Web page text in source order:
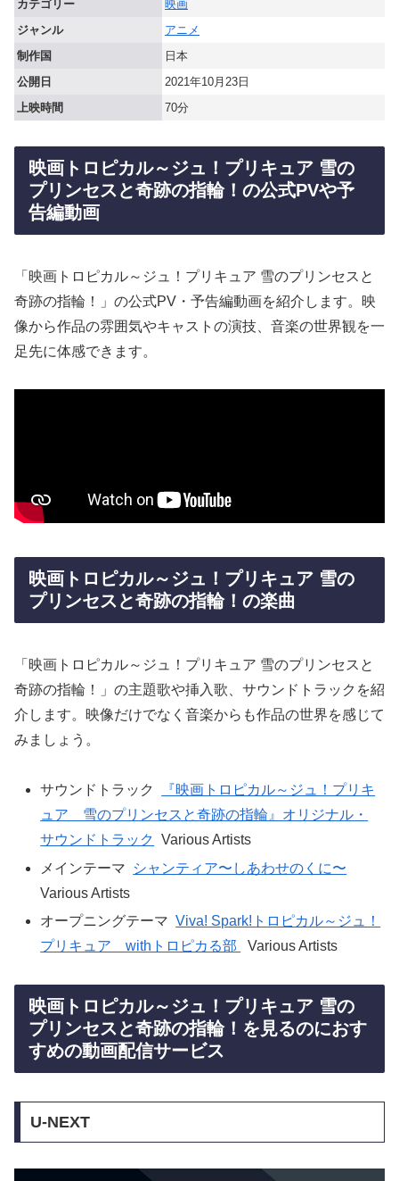
カテゴリー
映画
ジャンル
アニメ
制作国
日本
公開日
2021年10月23日
上映時間
70分
映画トロピカル～ジュ！プリキュア 雪の
プリンセスと奇跡の指輪！の公式PVや予
告編動画
「映画トロピカル～ジュ！プリキュア 雪のプリンセスと
奇跡の指輪！」の公式PV・予告編動画を紹介します。映
像から作品の雰囲気やキャストの演技、音楽の世界観を一
足先に体感できます。
映画トロピカル～ジュ！プリキュア 雪の
プリンセスと奇跡の指輪！の楽曲
「映画トロピカル～ジュ！プリキュア 雪のプリンセスと
奇跡の指輪！」の主題歌や挿入歌、サウンドトラックを紹
介します。映像だけでなく音楽からも作品の世界を感じて
みましょう。
サウンドトラック
『映画トロピカル～ジュ！プリキ
ュア 雪のプリンセスと奇跡の指輪』オリジナル・
サウンドトラック Various Artists
メインテーマ
シャンティア〜しあわせのくに〜
Various Artists
オープニングテーマ Viva! Spark!トロピカル～ジュ！
プリキュア withトロピカる部
Various Artists
映画トロピカル～ジュ！プリキュア 雪の
プリンセスと奇跡の指輪！を見るのにおす
すめの動画配信サービス
U-NEXT